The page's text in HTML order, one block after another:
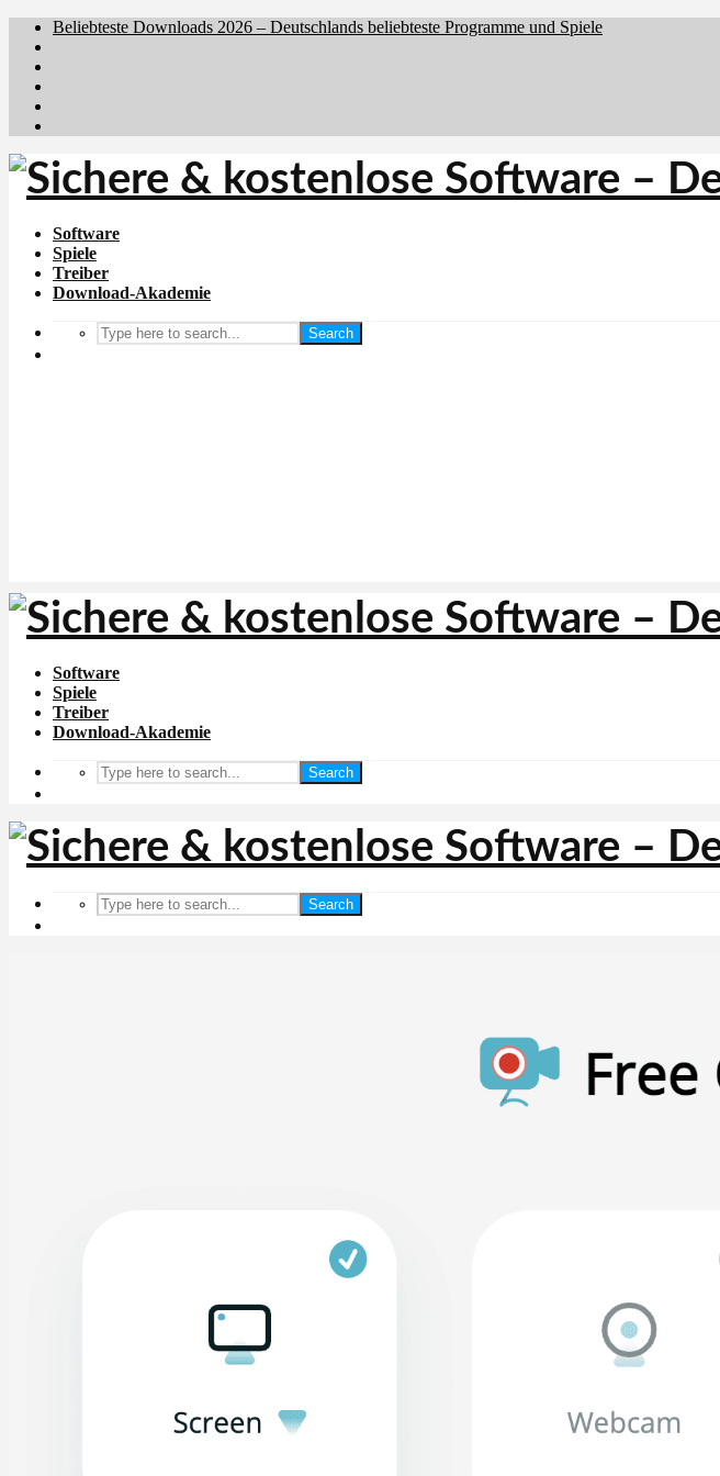
Beliebteste Downloads 2026 – Deutschlands beliebteste Programme und Spiele
Software
Spiele
Treiber
Download-Akademie
Search
Software
Spiele
Treiber
Download-Akademie
Search
Search